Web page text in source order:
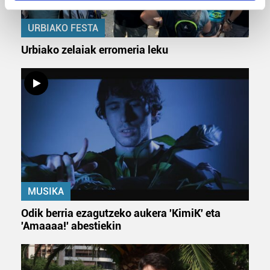
Find out more about how your personal data is processed
and set your preferences in thedetails section .
teknologia erabiliz, cookieak adibidez, iragarki eta eduki
pertsonalizatuak eskaintzeko, iragarkiak eta edukia
neurtzeko, jendeari buruzko informazioa biltzeko eta
produktuak garatzeko. Zure datuak nork eta zertarako
erabiltzen dituen hauta dezakezu.
Bazkide batzuek ez dizute baimenik eskatzen, eta beren
interes komertzial legitimoetan babesten dira. Ikusi gure
bazkideen zerrenda, beren ustez zein helburutarako
duten interes legitimoa eta horren aurka nola egin
dezakezun ikusteko.
Lortu zure datu pertsonalak prozesatzeko moduari
URBIAKO FESTA
Urbiako zelaiak erromeria leku
MUSIKA
Odik berria ezagutzeko aukera 'KimiK' eta
'Amaaaa!' abestiekin